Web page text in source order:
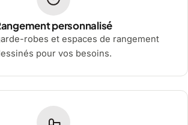
personnalisé
robes et espaces de rangement
pour vos besoins.